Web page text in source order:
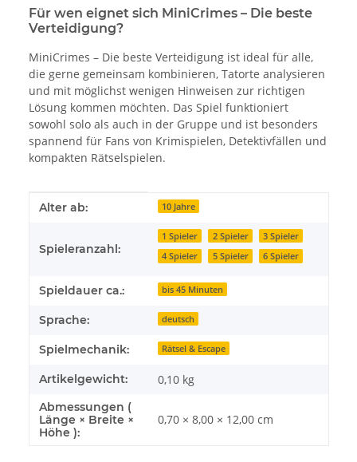
Für wen eignet sich MiniCrimes – Die beste
Verteidigung?
MiniCrimes – Die beste Verteidigung ist ideal für alle,
die gerne gemeinsam kombinieren, Tatorte analysieren
und mit möglichst wenigen Hinweisen zur richtigen
Lösung kommen möchten. Das Spiel funktioniert
sowohl solo als auch in der Gruppe und ist besonders
spannend für Fans von Krimispielen, Detektivfällen und
kompakten Rätselspielen.
Produkteigenschaft
Wert
Alter ab: 10 Jahre
Spieleranzahl:
1 Spieler 2 Spieler
3 Spieler
4 Spieler
5 Spieler 6 Spieler
Spieldauer ca.: bis 45 Minuten
Sprache: deutsch
Spielmechanik: Rätsel & Escape
Artikelgewicht: 0,10 kg
Abmessungen (
Länge × Breite ×
Höhe ):
0,70 × 8,00 × 12,00 cm